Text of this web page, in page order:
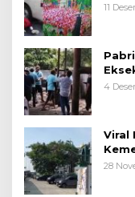
11
4
Viral
28